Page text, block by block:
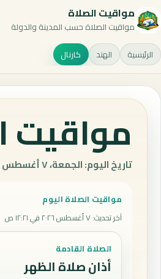
مواقيت الصلاة
مواقيت الصلاة حسب المدينة والدولة
الرئيسية الهند كارنال
مواقيت
تاريخ اليوم: الجمعة، ٧ أغسطس ٢٠٢٦ الموافق 24 صفر 1448 هـ.
مواقيت الصلاة اليوم
آخر تحديث:٧ أغسطس ٢٠٢٦ في ١٢:٢١ ص
الصلاة القادمة
أذان صلاة الظهر